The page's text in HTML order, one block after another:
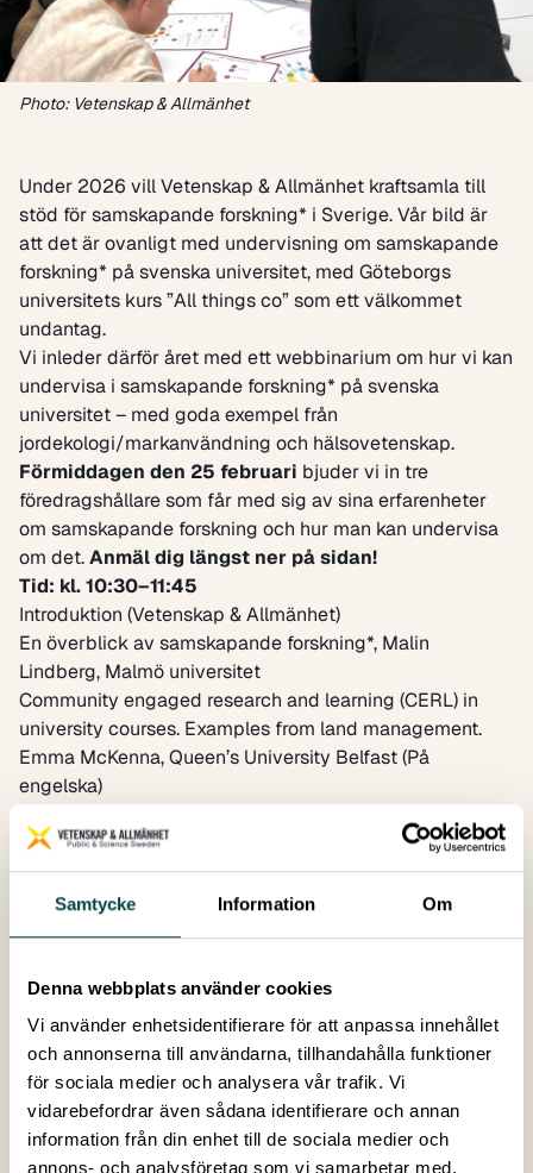
Samtycke Information Om
Denna webbplats använder cookies
Vi använder enhetsidentifierare för att anpassa innehållet
och annonserna till användarna, tillhandahålla funktioner
för sociala medier och analysera vår trafik. Vi
vidarebefordrar även sådana identifierare och annan
information från din enhet till de sociala medier och
annons- och analysföretag som vi samarbetar med.
Photo: Vetenskap & Allmänhet
Under 2026 vill Vetenskap & Allmänhet kraftsamla till
stöd för samskapande forskning* i Sverige. Vår bild är
att det är ovanligt med undervisning om samskapande
forskning* på svenska universitet, med Göteborgs
universitets kurs ”All things co” som ett välkommet
undantag.
Vi inleder därför året med ett webbinarium om hur vi kan
undervisa i samskapande forskning* på svenska
universitet – med goda exempel från
jordekologi/markanvändning och hälsovetenskap.
Förmiddagen den 25 februari bjuder vi in tre
föredragshållare som får med sig av sina erfarenheter
om samskapande forskning och hur man kan undervisa
om det.Anmäl dig längst ner på sidan!
Tid: kl. 10:30–11:45
Introduktion (Vetenskap & Allmänhet)
En överblick av samskapande forskning*, Malin
Lindberg, Malmö universitet
Community engaged research and learning (CERL) in
university courses. Examples from land management.
Emma McKenna, Queen’s University Belfast (På
engelska)
universitetskurs.Eric Asaba,
Göteborgs universitet
Diskussion. Vad bör en universitetskurs i samskapande
forskning* innehålla?
Vill du ha mer information om webbinariet eller
Vetenskap & Allmänhets arbete med samskapande
forskning? Kontakta gärna Kjell Bolmgren, utredare och
bitr. generalsekreterare. Vill du veta mer om
Resurscentret för utbildningar inom
forskningskommunikation? Välkommen att kontakta
projektledare Bengi Tikansak.